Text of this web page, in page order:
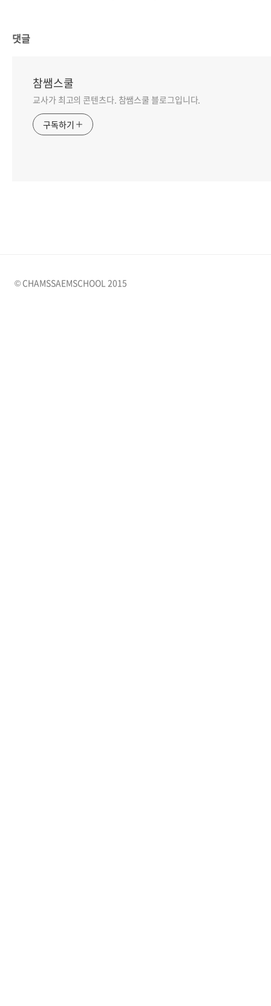
댓글
참쌤스쿨
교사가 최고의 콘텐츠다. 참쌤스쿨 블로그입니다.
구독하기
© CHAMSSAEMSCHOOL 2015